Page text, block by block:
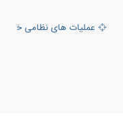
عملیات های نظامی خارجی